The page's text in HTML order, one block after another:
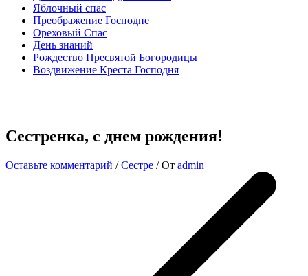
Яблочный спас
Преображение Господне
Ореховый Спас
День знаний
Рождество Пресвятой Богородицы
Воздвижение Креста Господня
Сестренка, с днем рождения!
Оставьте комментарий /Сестре / От admin